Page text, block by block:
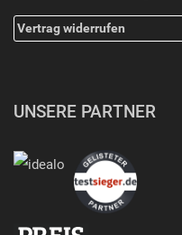
Vertrag widerrufen
UNSERE PARTNER